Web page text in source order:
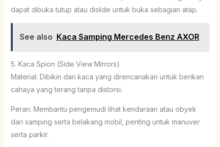
dapat dibuka tutup atau dislide untuk buka sebagian atap.
See also Kaca Samping Mercedes Benz AXOR
5. Kaca Spion (Side View Mirrors)
Material: Dibikin dari kaca yang direncanakan untuk berikan
cahaya yang terang tanpa distorsi.
Peran: Membantu pengemudi lihat kendaraan atau obyek
dari samping serta belakang mobil, penting untuk manuver
serta parkir.